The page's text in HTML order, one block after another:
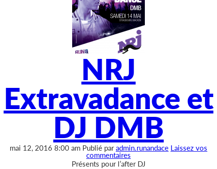
NRJ
Extravadance et
DJ DMB
mai 12, 2016 8:00 am Publié paradmin.runandace Laissez vos
commentaires
Présents pour l’after DJ